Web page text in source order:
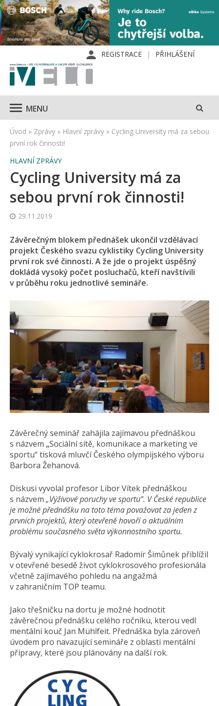
REGISTRACE PŘIHLÁŠENÍ
MENU
Úvod » Zprávy » Hlavní zprávy » Cycling University má za sebou
první rok činnosti!
HLAVNÍ ZPRÁVY
Cycling University má za
sebou první rok činnosti!
29.11.2019
Závěrečným blokem přednášek ukončil vzdělávací
projekt Českého svazu cyklistiky Cycling University
první rok své činnosti. A že jde o projekt úspěšný
dokládá vysoký počet posluchačů, kteří navštívili
v průběhu roku jednotlivé semináře.
Závěrečný seminář zahájila zajímavou přednáškou
s názvem „Sociální sítě, komunikace a marketing ve
sportu“ tisková mluvčí Českého olympijského výboru
Barbora Žehanová.
Diskusi vyvolal profesor Libor Vítek přednáškou
s názvem „Výživové poruchy ve sportu“. V České republice
je možné přednášku na toto téma považovat za jeden z
prvních projektů, který otevřeně hovoří o aktuálním
problému současného světa výkonnostního sportu.
Bývalý vynikající cyklokrosař Radomír Šimůnek přiblížil
v otevřené besedě život cyklokrosového profesionála
včetně zajímavého pohledu na angažmá
v zahraničním TOP teamu.
Jako třešničku na dortu je možné hodnotit
závěrečnou přednášku celého ročníku, kterou vedl
mentální kouč Jan Mühlfeit. Přednáška byla zároveň
úvodem pro navazující semináře z oblasti mentální
přípravy, které jsou plánovány na další rok.